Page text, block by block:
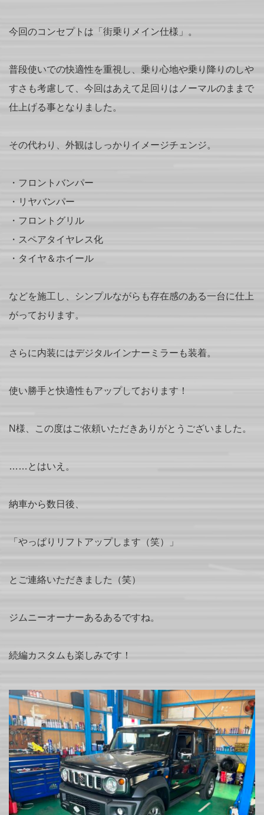
今回のコンセプトは「街乗りメイン仕様」。
普段使いでの快適性を重視し、乗り心地や乗り降りのしや
すさも考慮して、今回はあえて足回りはノーマルのままで
仕上げる事となりました。
その代わり、外観はしっかりイメージチェンジ。
・フロントバンパー
・リヤバンパー
・フロントグリル
・スペアタイヤレス化
・タイヤ＆ホイール
などを施工し、シンプルながらも存在感のある一台に仕上
がっております。
さらに内装にはデジタルインナーミラーも装着。
使い勝手と快適性もアップしております！
N様、この度はご依頼いただきありがとうございました。
……とはいえ。
納車から数日後、
「やっぱりリフトアップします（笑）」
とご連絡いただきました（笑）
ジムニーオーナーあるあるですね。
続編カスタムも楽しみです！